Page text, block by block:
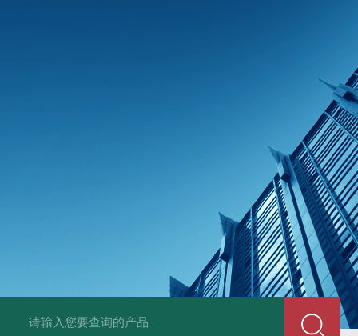
绝缘电阻测试仪 SLB-II全自动变比测试仪 BY2672数字兆欧表